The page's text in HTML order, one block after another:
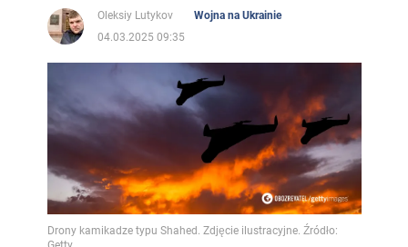
Oleksiy Lutykov
Wojna na Ukrainie
04.03.2025 09:35
Drony kamikadze typu Shahed. Zdjęcie ilustracyjne. Źródło: